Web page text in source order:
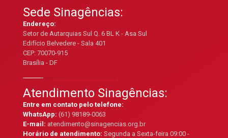
Sede Sinagências:
Endereço:
Setor de Autarquias Sul Q. 6 BL K - Asa Sul
Edifício Belvedere - Sala 401
CEP: 70070-915
Brasília - DF
Atendimento Sinagências:
Entre em contato pelo telefone:
WhatsApp:(61) 98189-0063
E-mail:atendimento@sinagencias.org.br
Horário de atendimento:Segunda a Sexta-feira 09:00 -